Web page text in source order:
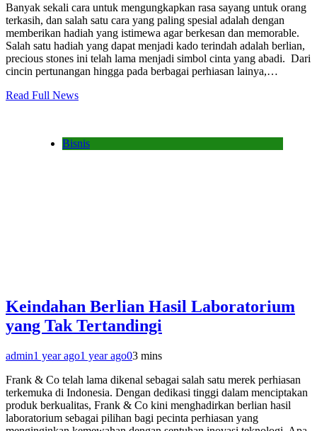
Banyak sekali cara untuk mengungkapkan rasa sayang untuk orang
terkasih, dan salah satu cara yang paling spesial adalah dengan
memberikan hadiah yang istimewa agar berkesan dan memorable.
Salah satu hadiah yang dapat menjadi kado terindah adalah berlian,
precious stones ini telah lama menjadi simbol cinta yang abadi. Dari
cincin pertunangan hingga pada berbagai perhiasan lainya,…
Read Full News
Bisnis
Keindahan Berlian Hasil Laboratorium
yang Tak Tertandingi
admin1 year ago1 year ago03 mins
Frank & Co telah lama dikenal sebagai salah satu merek perhiasan
terkemuka di Indonesia. Dengan dedikasi tinggi dalam menciptakan
produk berkualitas, Frank & Co kini menghadirkan berlian hasil
laboratorium sebagai pilihan bagi pecinta perhiasan yang